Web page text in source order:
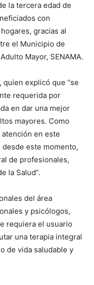
la tercera edad de
con
gracias al
el Municipio de
Mayor, SENAMA.
explicó que “se
requerida por
en dar una mejor
mayores. Como
en este
este momento,
de profesionales,
la Salud”.
del área
y psicólogos,
requiera el usuario
una terapia integral
de vida saludable y